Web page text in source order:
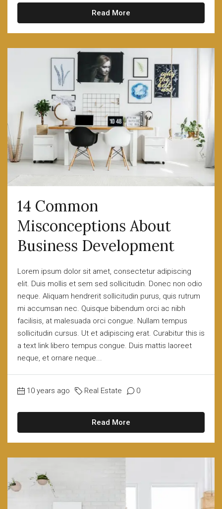
Read More
14 Common
Misconceptions About
Business Development
Lorem ipsum dolor sit amet, consectetur adipiscing
elit. Duis mollis et sem sed sollicitudin. Donec non odio
neque. Aliquam hendrerit sollicitudin purus, quis rutrum
mi accumsan nec. Quisque bibendum orci ac nibh
facilisis, at malesuada orci congue. Nullam tempus
sollicitudin cursus. Ut et adipiscing erat. Curabitur this is
a text link libero tempus congue. Duis mattis laoreet
neque, et ornare neque...
10 years ago Real Estate 0
Read More